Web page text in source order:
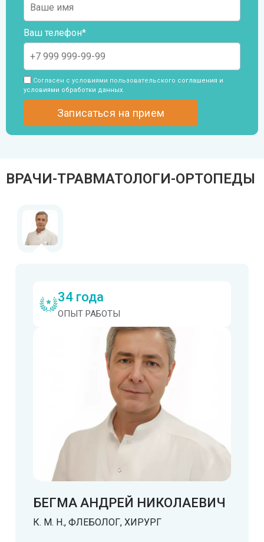
Ваш телефон*
Согласен с условиями пользовательского соглашения и
условиями обработки данных.
ВРАЧИ-ТРАВМАТОЛОГИ-ОРТОПЕДЫ
34 года
ОПЫТ РАБОТЫ
БЕГМА АНДРЕЙ НИКОЛАЕВИЧ
К. М. Н., ФЛЕБОЛОГ, ХИРУРГ